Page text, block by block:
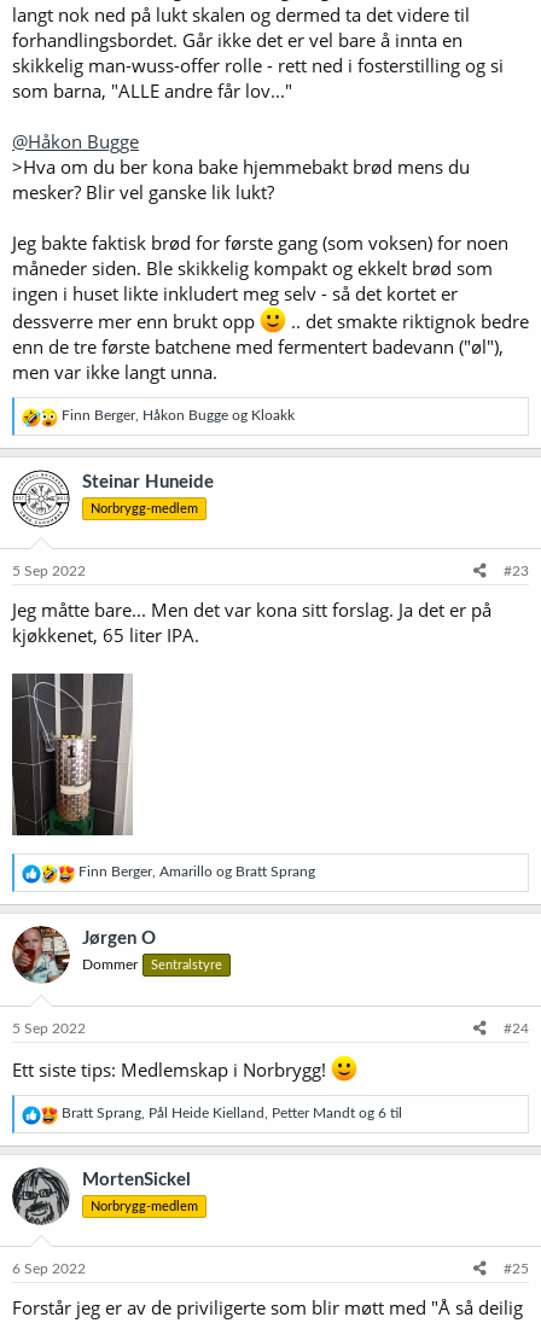
langt nok ned på lukt skalen og dermed ta det videre til
forhandlingsbordet. Går ikke det er vel bare å innta en
skikkelig man-wuss-offer rolle - rett ned i fosterstilling og si
som barna, "ALLE andre får lov..."
@Håkon Bugge
>Hva om du ber kona bake hjemmebakt brød mens du
mesker? Blir vel ganske lik lukt?
Jeg bakte faktisk brød for første gang (som voksen) for noen
måneder siden. Ble skikkelig kompakt og ekkelt brød som
ingen i huset likte inkludert meg selv - så det kortet er
dessverre mer enn brukt opp
.. det smakte riktignok bedre
enn de tre første batchene med fermentert badevann ("øl"),
men var ikke langt unna.
R
e
a
s
j
n
e
:
Finn Berger, Håkon Bugge og Kloakk
Steinar Huneide
Norbrygg-medlem
5 Sep 2022 #23
Jeg måtte bare... Men det var kona sitt forslag. Ja det er på
kjøkkenet, 65 liter IPA.
R
e
a
s
n
e
Finn Berger, Amarillo og Bratt Sprang
Jørgen O
Dommer Sentralstyre
5 Sep 2022 #24
Ett siste tips: Medlemskap i Norbrygg!
R
e
a
s
j
n
e
:
Bratt Sprang Pål Heide Kielland Petter Mandt og 6 til
MortenSickel
Norbrygg-medlem
6 Sep 2022 #25
Forstår jeg er av de priviligerte som blir møtt med "Å så deilig